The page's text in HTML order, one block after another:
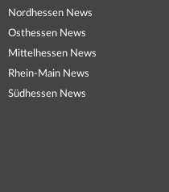
Nordhessen News
Osthessen News
Mittelhessen News
Rhein-Main News
Südhessen News